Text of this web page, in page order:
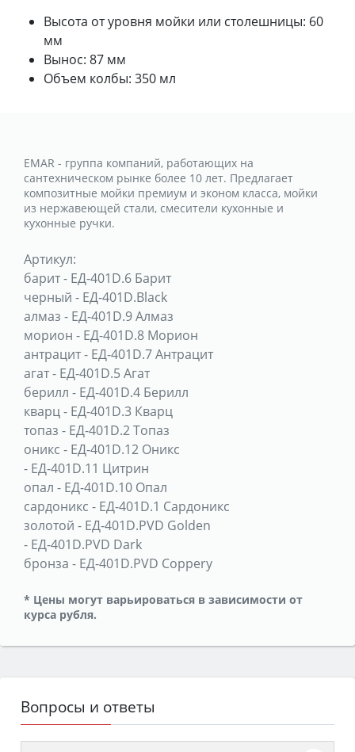
Высота от уровня мойки или столешницы: 60
мм
Вынос: 87 мм
Объем колбы: 350 мл
EMAR - группа компаний, работающих на
сантехническом рынке более 10 лет. Предлагает
композитные мойки премиум и эконом класса, мойки
из нержавеющей стали, смесители кухонные и
кухонные ручки.
Артикул:
барит- ЕД-401D.6 Барит
черный - ЕД-401D.Black
алмаз - ЕД-401D.9 Алмаз
морион - ЕД-401D.8 Морион
антрацит- ЕД-401D.7 Антрацит
агат- ЕД-401D.5 Агат
берилл - ЕД-401D.4 Берилл
кварц- ЕД-401D.3 Кварц
топаз - ЕД-401D.2 Топаз
оникс - ЕД-401D.12 Оникс
- ЕД-401D.11 Цитрин
опал - ЕД-401D.10 Опал
сардоникс - ЕД-401D.1 Сардоникс
золотой - ЕД-401D.PVD Golden
- ЕД-401D.PVD Dark
бронза - ЕД-401D.PVD Coppery
* Цены могут варьироваться в зависимости от
курса рубля.
Вопросы и ответы